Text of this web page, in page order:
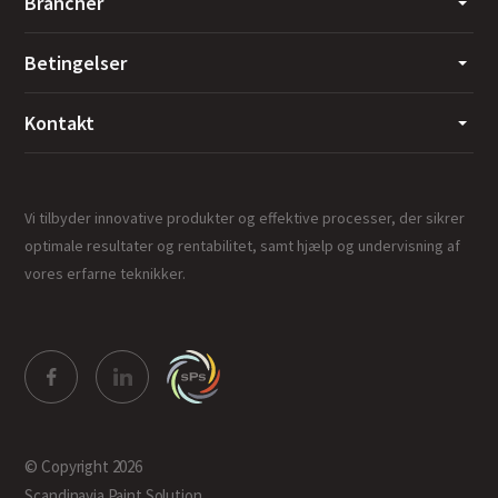
Betingelser
Kontakt
Vi tilbyder innovative produkter og effektive processer, der sikrer
optimale resultater og rentabilitet, samt hjælp og undervisning af
vores erfarne teknikker.
© Copyright 2026